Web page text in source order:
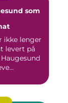
som
ikke lenger
levert på